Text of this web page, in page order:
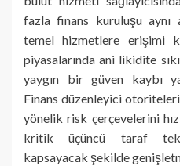
fazla finans kuruluşu aynı
temel hizmetlere erişimi
piyasalarında ani likidite
yaygın bir güven kaybı
Finans düzenleyici
yönelik risk çerçevelerini
kritik üçüncü taraf
kapsayacak şekilde